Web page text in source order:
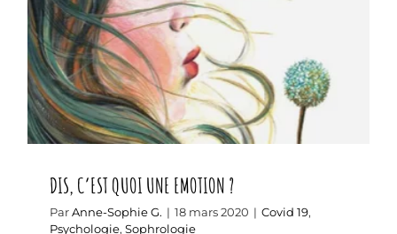
DIS, C’EST QUOI UNE EMOTION ?
DIS, C’EST QUOI UNE EMOTION ?
ParAnne-Sophie G. | 18 mars 2020 | Covid 19,
Psychologie, Sophrologie